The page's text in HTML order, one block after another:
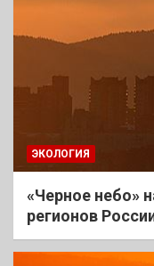
ЭКОЛОГИЯ
«Черное небо»
регионов